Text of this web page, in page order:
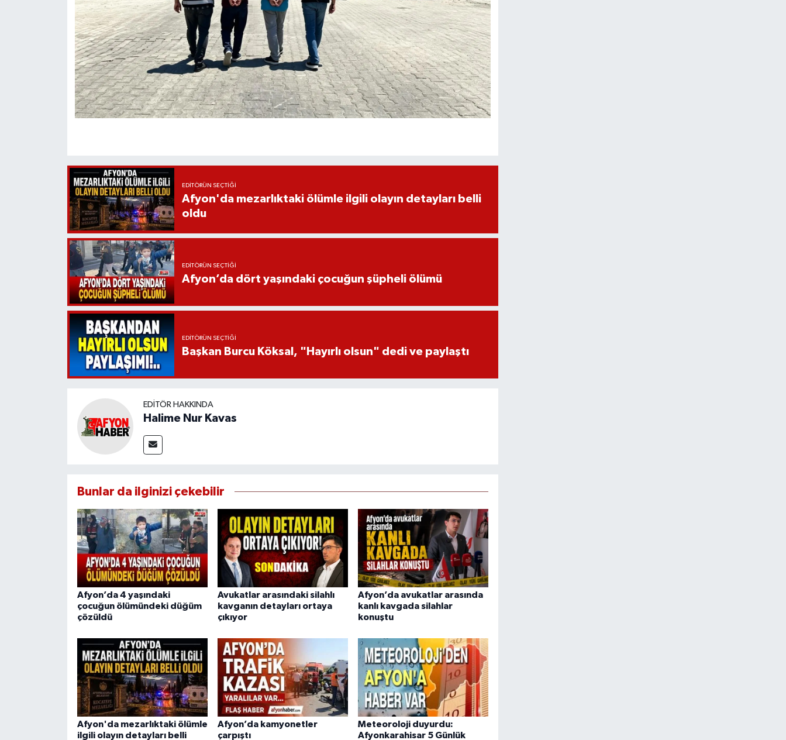
EDITÖRÜN SEÇTIĞI
Afyon'da mezarlıktaki ölümle ilgili olayın detayları belli
oldu
EDITÖRÜN SEÇTIĞI
Afyon’da dört yaşındaki çocuğun şüpheli ölümü
EDITÖRÜN SEÇTIĞI
Başkan Burcu Köksal, "Hayırlı olsun" dedi ve paylaştı
EDITÖR HAKKINDA
Halime Nur Kavas
Bunlar da ilginizi çekebilir
Afyon’da 4 yaşındaki
çocuğun ölümündeki düğüm
çözüldü
Avukatlar arasındaki silahlı
kavganın detayları ortaya
çıkıyor
Afyon’da avukatlar arasında
kanlı kavgada silahlar
konuştu
Afyon'da mezarlıktaki ölümle
ilgili olayın detayları belli
Afyon’da kamyonetler
çarpıştı
Meteoroloji duyurdu:
Afyonkarahisar 5 Günlük